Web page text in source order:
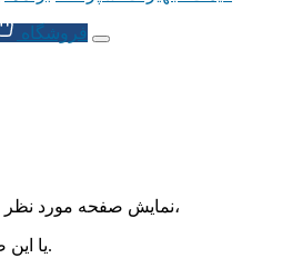
فروشگاه
نمایش صفحه مورد نظر شما با خطا مواجه شده است،
یا این صفحه در سایت ما وجود ندارد.